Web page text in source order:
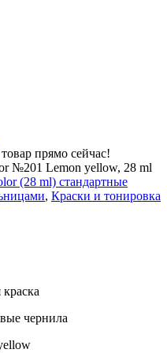
прямо сейчас!
№201 Lemon yellow, 28 ml
(28 ml) стандартные
, Краски и тонировка
чернила